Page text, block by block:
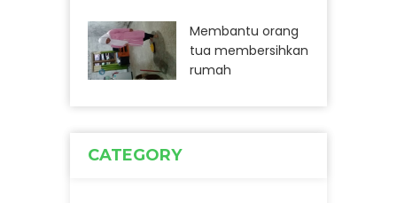
Membantu orang
tua membersihkan
rumah
CATEGORY